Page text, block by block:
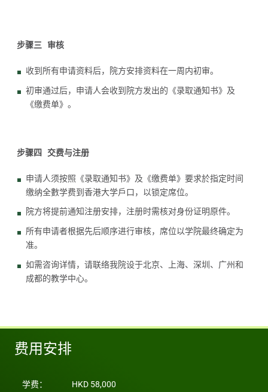
步骤三 审核
收到所有申请资料后，院方安排资料在一周内初审。
初审通过后，申请人会收到院方发出的《录取通知书》及
《缴费单》。
步骤四 交费与注册
申请人须按照《录取通知书》及《缴费单》要求於指定时间
缴纳全數学费到香港大学戶口，以锁定席位。
院方将提前通知注册安排，注册时需核对身份证明原件。
所有申请者根据先后顺序进行审核，席位以学院最终确定为
准。
如需咨询详情，请联络我院设于北京、上海、深圳、广州和
成都的教学中心。
费用安排
学费： HKD 58,000